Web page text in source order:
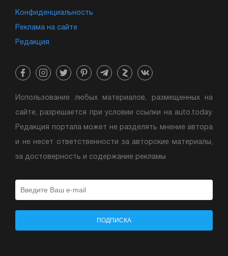
Конфиденциальность
Реклама на сайте
Редакция
Использование любых материалов, размещенных на
сайте, разрешается при условии ссылки на auto.today.
Редакция портала может не разделять мнение автора
и не несет ответственности за авторские материалы,
за достоверность и содержание рекламы
ПОДПИСКА